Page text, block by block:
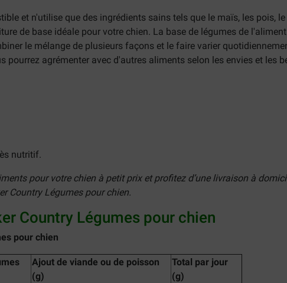
et n'utilise que des ingrédients sains tels que le maïs, les pois,
de base idéale pour votre chien. La base de légumes de
le mélange de plusieurs façons et le faire varier
pourrez agrémenter avec d'autres aliments selon les envies et les
nutritif.
pour votre chien à petit prix et profitez d’une livraison à
Country Légumes pour chien.
Country Légumes pour chien
pour chien
Ajout de viande ou de poisson
(g)
Total par jour
(g)